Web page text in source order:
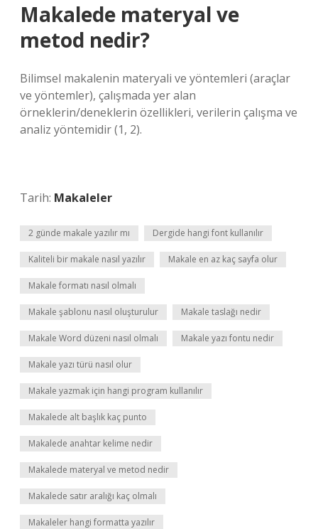
Makalede materyal ve
metod nedir?
Bilimsel makalenin materyali ve yöntemleri (araçlar
ve yöntemler), çalışmada yer alan
örneklerin/deneklerin özellikleri, verilerin çalışma ve
analiz yöntemidir (1, 2).
Tarih: Makaleler
2 günde makale yazılır mı Dergide hangi font kullanılır
Kaliteli bir makale nasıl yazılır Makale en az kaç sayfa olur
Makale formatı nasıl olmalı
Makale şablonu nasıl oluşturulur Makale taslağı nedir
Makale Word düzeni nasıl olmalı Makale yazı fontu nedir
Makale yazı türü nasıl olur
Makale yazmak için hangi program kullanılır
Makalede alt başlık kaç punto
Makalede anahtar kelime nedir
Makalede materyal ve metod nedir
Makalede satır aralığı kaç olmalı
Makaleler hangi formatta yazılır